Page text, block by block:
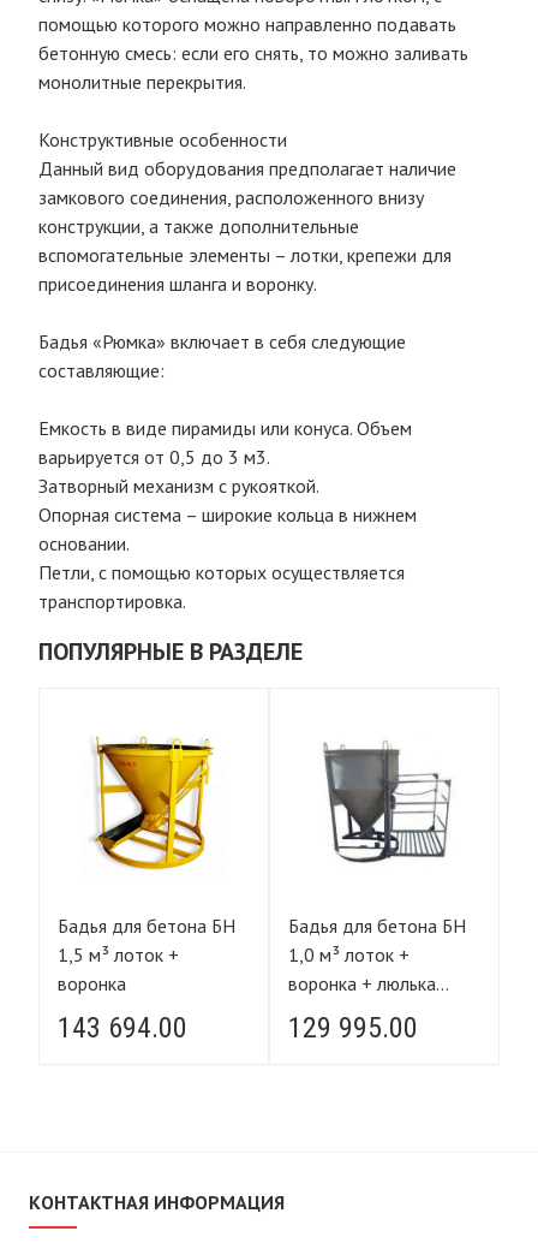
помощью которого можно направленно подавать
бетонную смесь: если его снять, то можно заливать
монолитные перекрытия.
Конструктивные особенности
Данный вид оборудования предполагает наличие
замкового соединения, расположенного внизу
конструкции, а также дополнительные
вспомогательные элементы – лотки, крепежи для
присоединения шланга и воронку.
Бадья «Рюмка» включает в себя следующие
составляющие:
Емкость в виде пирамиды или конуса. Объем
варьируется от 0,5 до 3 м3.
Затворный механизм с рукояткой.
Опорная система – широкие кольца в нижнем
основании.
Петли, с помощью которых осуществляется
транспортировка.
ПОПУЛЯРНЫЕ В РАЗДЕЛЕ
Бадья для бетона БН
1,5 м³ лоток +
воронка
143 694.00
Бадья для бетона БН
1,0 м³ лоток +
воронка + люлька
монолитчика
129 995.00
КОНТАКТНАЯ ИНФОРМАЦИЯ